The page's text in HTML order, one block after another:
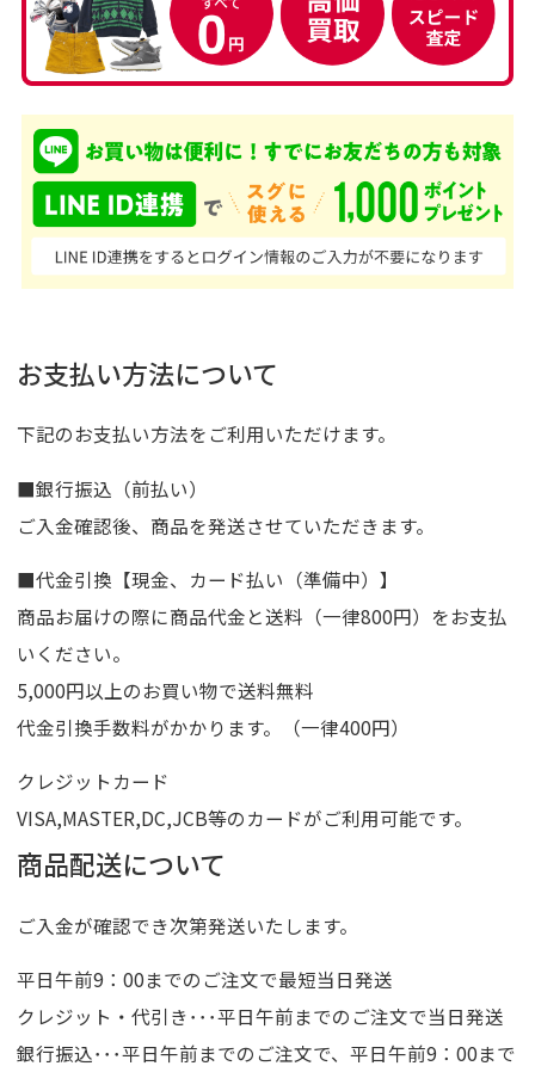
お支払い方法について
下記のお支払い方法をご利用いただけます。
■銀行振込（前払い）
ご入金確認後、商品を発送させていただきます。
■代金引換【現金、カード払い（準備中）】
商品お届けの際に商品代金と送料（一律800円）をお支払
いください。
5,000円以上のお買い物で送料無料
代金引換手数料がかかります。（一律400円）
クレジットカード
VISA,MASTER,DC,JCB等のカードがご利用可能です。
商品配送について
ご入金が確認でき次第発送いたします。
平日午前9：00までのご注文で最短当日発送
クレジット・代引き･･･平日午前までのご注文で当日発送
銀行振込･･･平日午前までのご注文で、平日午前9：00まで